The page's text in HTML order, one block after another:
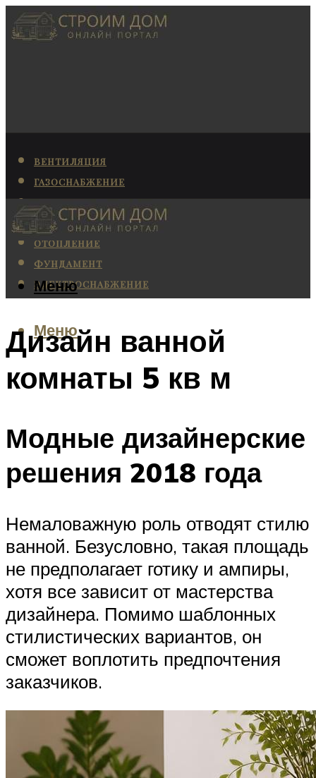
ВЕНТИЛЯЦИЯ
ГАЗОСНАБЖЕНИЕ
КАНАЛИЗАЦИЯ
КОНДИЦИОНИРОВАНИЕ
ОТОПЛЕНИЕ
ФУНДАМЕНТ
ЭЛЕКТРОСНАБЖЕНИЕ
Меню
Меню
Дизайн ванной
комнаты 5 кв м
Модные дизайнерские
решения 2018 года
Немаловажную роль отводят стилю
ванной. Безусловно, такая площадь
не предполагает готику и ампиры,
хотя все зависит от мастерства
дизайнера. Помимо шаблонных
стилистических вариантов, он
сможет воплотить предпочтения
заказчиков.